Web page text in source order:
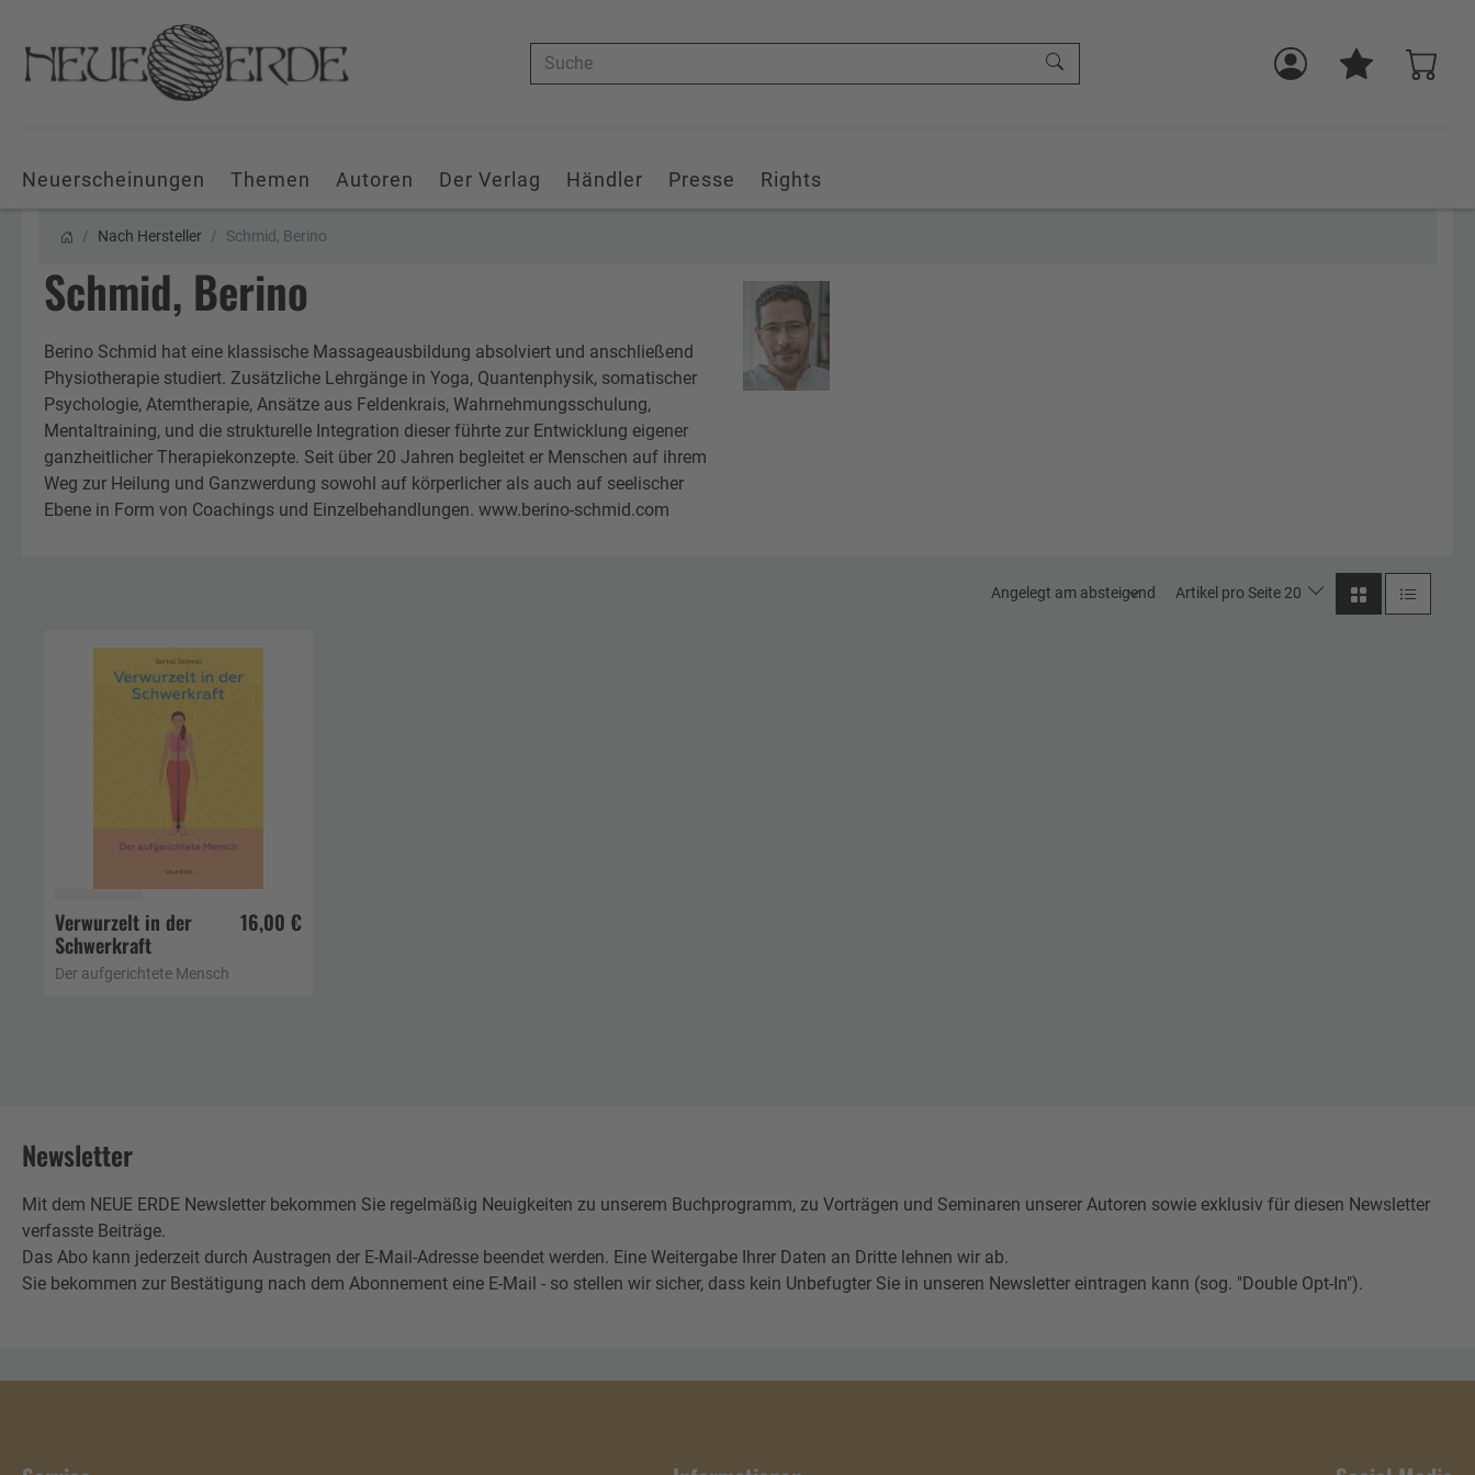
Suche
Neuerscheinungen Themen Autoren Der Verlag Händler Presse Rights
Nach Hersteller Schmid, Berino
Schmid, Berino
Berino Schmid hat eine klassische Massageausbildung absolviert und anschließend
Physiotherapie studiert. Zusätzliche Lehrgänge in Yoga, Quantenphysik, somatischer
Psychologie, Atemtherapie, Ansätze aus Feldenkrais, Wahrnehmungsschulung,
Mentaltraining, und die strukturelle Integration dieser führte zur Entwicklung eigener
ganzheitlicher Therapiekonzepte. Seit über 20 Jahren begleitet er Menschen auf ihrem
Weg zur Heilung und Ganzwerdung sowohl auf körperlicher als auch auf seelischer
Ebene in Form von Coachings und Einzelbehandlungen. www.berino-schmid.com
Angelegt am absteigend Artikel pro Seite 20
In den Warenkorb
Verwurzelt in der
Schwerkraft
16,00 €
Der aufgerichtete Mensch
Newsletter
Mit dem NEUE ERDE Newsletter bekommen Sie regelmäßig Neuigkeiten zu unserem Buchprogramm, zu Vorträgen und Seminaren unserer Autoren sowie exklusiv für diesen Newsletter
verfasste Beiträge.
Das Abo kann jederzeit durch Austragen der E-Mail-Adresse beendet werden. Eine Weitergabe Ihrer Daten an Dritte lehnen wir ab.
Sie bekommen zur Bestätigung nach dem Abonnement eine E-Mail - so stellen wir sicher, dass kein Unbefugter Sie in unseren Newsletter eintragen kann (sog. "Double Opt-In").